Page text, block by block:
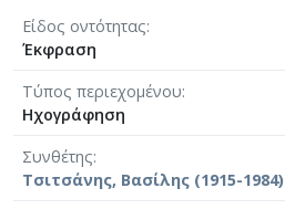
Είδος οντότητας
Έκφραση
Τύπος περιεχομένου
Ηχογράφηση
Συνθέτης
Τσιτσάνης, Βασίλης (1915-1984)